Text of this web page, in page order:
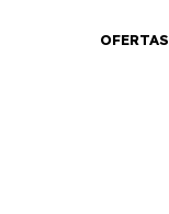
OFERTAS